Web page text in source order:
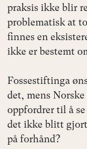
praksis ikke blir
problematisk at
finnes en
ikke er bestemt
Fossestiftinga
det, mens
oppfordrer til å
det ikke blitt
på forhånd?